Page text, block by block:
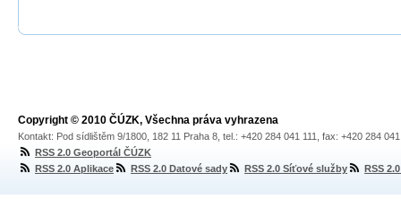
Copyright © 2010 ČÚZK, Všechna práva vyhrazena
Kontakt: Pod sídlištěm 9/1800, 182 11 Praha 8, tel.: +420 284 041 111, fax: +420 284
RSS 2.0 Geoportál ČÚZK
RSS 2.0 Aplikace
RSS 2.0 Datové sady RSS 2.0 Síťové služby RSS